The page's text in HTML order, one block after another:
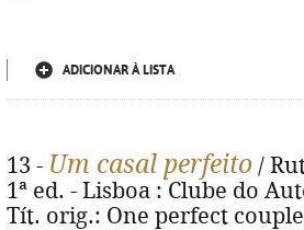
ADICIONAR À LISTA
13 - Um casal perfeito /
1ª ed. - Lisboa : Clube do
Tít. orig.: One perfect